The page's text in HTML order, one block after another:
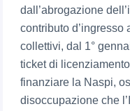
dall’abrogazione
contributo
collettivi, dal 1°
ticket di
finanziare la Naspi,
disoccupazione che